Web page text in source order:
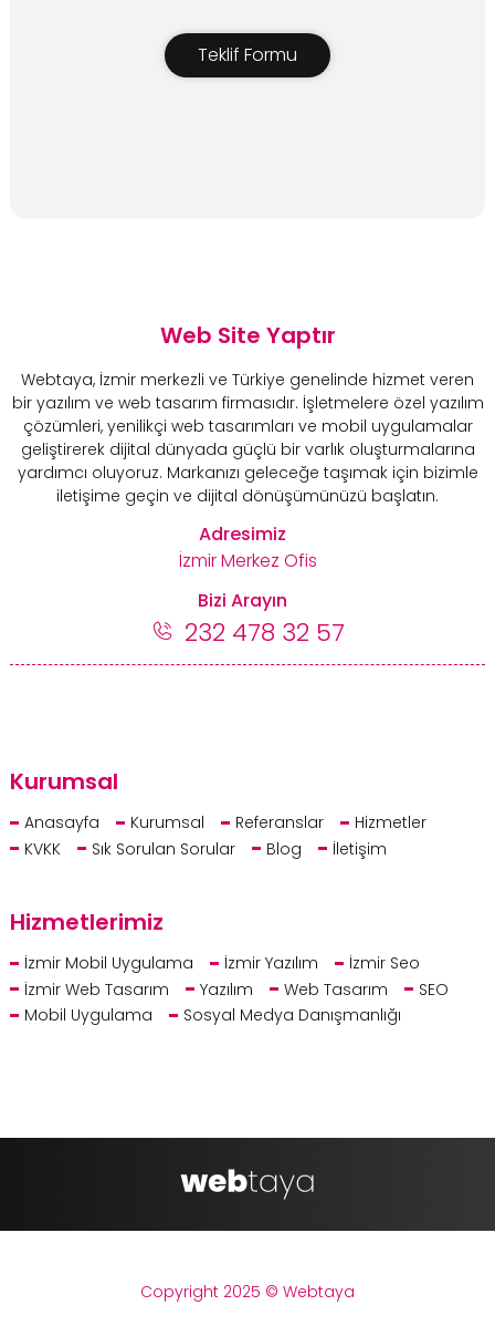
Teklif Formu
Kurumsal
Anasayfa Kurumsal Referanslar
Hizmetler
KVKK
Sık Sorulan Sorular Blog İletişim
Hizmetlerimiz
İzmir Mobil Uygulama İzmir Yazılım
İzmir Seo
İzmir Web Tasarım
Yazılım Web Tasarım
SEO
Mobil Uygulama
Sosyal Medya Danışmanlığı
Web Site Yaptır
Webtaya, İzmir merkezli ve Türkiye genelinde hizmet veren
bir yazılım ve web tasarım firmasıdır. İşletmelere özel yazılım
çözümleri, yenilikçi web tasarımları ve mobil uygulamalar
geliştirerek dijital dünyada güçlü bir varlık oluşturmalarına
yardımcı oluyoruz. Markanızı geleceğe taşımak için bizimle
iletişime geçin ve dijital dönüşümünüzü başlatın.
Adresimiz
İzmir Merkez Ofis
Bizi Arayın
232 478 32 57
Copyright 2025 © Webtaya